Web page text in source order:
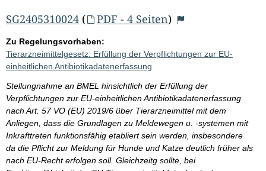
SG2405310024 ( PDF - 4 Seiten)
Zu Regelungsvorhaben:
Tierarzneimittelgesetz: Erfüllung der Verpflichtungen zur EU-
einheitlichen Antibiotikadatenerfassung
Stellungnahme an BMEL hinsichtlich der Erfüllung der
Verpflichtungen zur EU-einheitlichen Antibiotikadatenerfassung
nach Art. 57 VO (EU) 2019/6 über Tierarzneimittel mit dem
Anliegen, dass die Grundlagen zu Meldewegen u. -systemen mit
Inkrafttreten funktionsfähig etabliert sein werden, insbesondere
da die Pflicht zur Meldung für Hunde und Katze deutlich früher als
nach EU-Recht erfolgen soll. Gleichzeitg sollte, bei